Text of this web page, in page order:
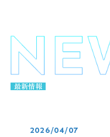
最新情報
2026/04/07